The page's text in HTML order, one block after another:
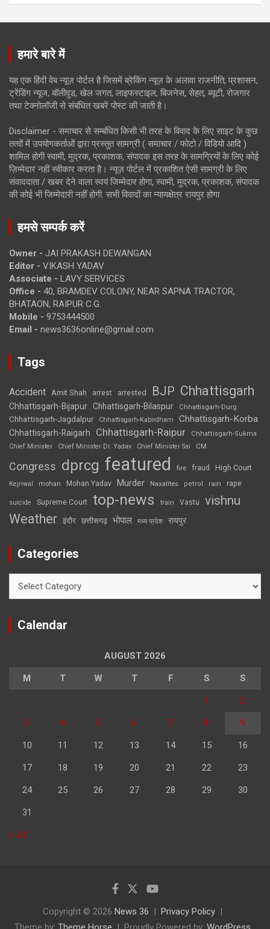
हमारे बारे में
यह एक हिंदी वेब न्यूज़ पोर्टल है जिसमें ब्रेकिंग न्यूज़ के अलावा राजनीति, प्रशासन,
ट्रेंडिंग न्यूज, बॉलीवुड, खेल जगत, लाइफस्टाइल, बिजनेस, सेहत, ब्यूटी, रोजगार
तथा टेक्नोलॉजी से संबंधित खबरें पोस्ट की जाती है।
Disclaimer - समाचार से सम्बंधित किसी भी तरह के विवाद के लिए साइट के कुछ
तत्वों में उपयोगकर्ताओं द्वारा प्रस्तुत सामग्री ( समाचार / फोटो / विडियो आदि )
शामिल होगी स्वामी, मुद्रक, प्रकाशक, संपादक इस तरह के सामग्रियों के लिए कोई
ज़िम्मेदार नहीं स्वीकार करता है। न्यूज़ पोर्टल में प्रकाशित ऐसी सामग्री के लिए
संवाददाता / खबर देने वाला स्वयं जिम्मेदार होगा, स्वामी, मुद्रक, प्रकाशक, संपादक
की कोई भी जिम्मेदारी नहीं होगी. सभी विवादों का न्यायक्षेत्र रायपुर होगा
हमसे सम्पर्क करें
Owner - JAI PRAKASH DEWANGAN
Editor - VIKASH YADAV
Associate - LAVY SERVICES
Office - 40, BRAMDEV COLONY, NEAR SAPNA TRACTOR,
BHATAON, RAIPUR C.G.
Mobile - 9753444500
Email - news3636online@gmail.com
Tags
Accident Amit Shah arrest arrested BJP Chhattisgarh
Chhattisgarh-Bijapur Chhattisgarh-Bilaspur Chhattisgarh-Durg
Chhattisgarh-Jagdalpur Chhattisgarh-Kabirdham Chhattisgarh-Korba
Chhattisgarh-Raigarh Chhattisgarh-Raipur
Chhattisgarh-Sukma
Chief Minister
Chief Minister Dr. Yadav Chief Minister Sai CM
Congress dprcg featured fire fraud High Court
Kejriwal mohan Mohan Yadav Murder Naxalites petrol rain rape
suicide Supreme Court top-news train Vastu vishnu
Weather इंदौर छत्तीसगढ़ भोपाल मध्य प्रदेश रायपुर
Categories
Calendar
AUGUST 2026
M T W T F S S
1 2
3 4 5 6 7 8 9
10 11 12 13 14 15 16
17 18 19 20 21 22 23
24 25 26 27 28 29 30
31
« Jul
Copyright © 2026 News 36
Privacy Policy